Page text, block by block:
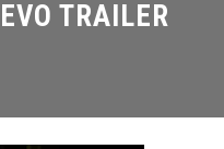
TRAILER